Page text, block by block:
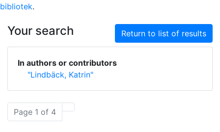
bibliotek.
Your search Return to list of results
In authors or contributors
"Lindbäck, Katrin"
Page 1 of 4